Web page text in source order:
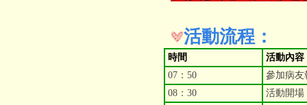
活動流程：
時間
活動內容
07：50
參加病友
08：30
活動開場